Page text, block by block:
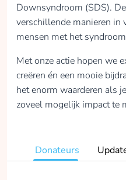
Downsyndroom (SDS).
verschillende manieren in
mensen met het
Met onze actie hopen we
creëren én een mooie
het enorm waarderen als
zoveel mogelijk impact te
Donateurs